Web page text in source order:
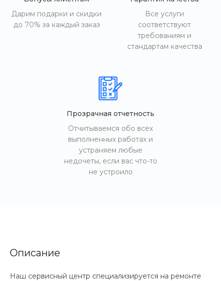
Дарим подарки и скидки
до 70% за каждый заказ
Все услуги
соответствуют
требованиям и
стандартам качества
Прозрачная отчетность
Отчитываемся обо всех
выполненных работах и
устраняем любые
недочеты, если вас что-то
не устроило
Описание
Наш сервисный центр специализируется на ремонте